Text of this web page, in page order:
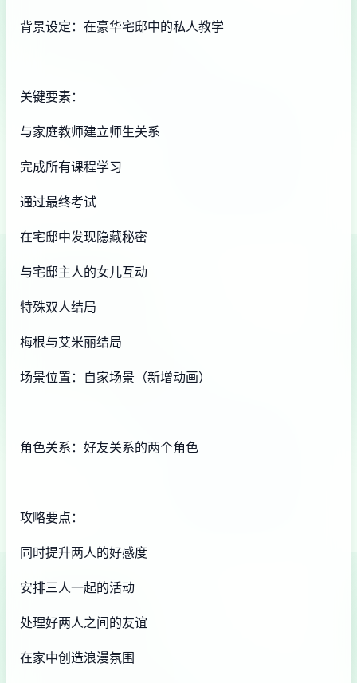
背景设定：在豪华宅邸中的私人教学
关键要素：
与家庭教师建立师生关系
完成所有课程学习
通过最终考试
在宅邸中发现隐藏秘密
与宅邸主人的女儿互动
特殊双人结局
梅根与艾米丽结局
场景位置：自家场景（新增动画）
角色关系：好友关系的两个角色
攻略要点：
同时提升两人的好感度
安排三人一起的活动
处理好两人之间的友谊
在家中创造浪漫氛围